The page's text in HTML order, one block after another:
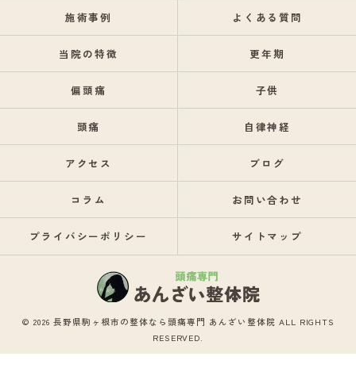
施術事例 よくある質問
当院の特徴 更年期
偏頭痛 子供
頭痛 自律神経
アクセス ブログ
コラム お問い合わせ
プライバシーポリシー サイトマップ
© 2026 長野県駒ヶ根市の整体なら頭痛専門 あんざい整体院 ALL RIGHTS
RESERVED.